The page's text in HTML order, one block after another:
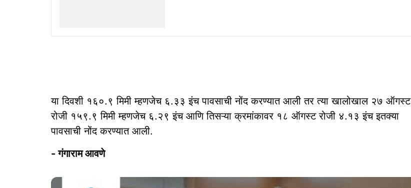
या दिवशी १६०.९ मिमी म्हणजेच ६.३३ इंच पावसाची नोंद करण्यात आली तर त्या खालोखाल २७ ऑगस्ट
रोजी १५९.९ मिमी म्हणजेच ६.२९ इंच आणि तिसऱ्या क्रमांकावर १८ ऑगस्ट रोजी ४.१३ इंच इतक्या
पावसाची नोंद करण्यात आली.
- गंगाराम आवणे